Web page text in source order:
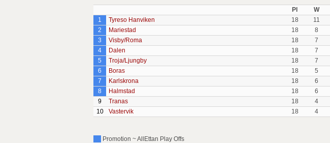
Pl W
1
Tyreso Hanviken 18 11
2
Mariestad 18 8
3
Visby/Roma 18 7
4
Dalen 18 7
5
Troja/Ljungby 18 7
6
Boras 18 5
7
Karlskrona 18 6
8
Halmstad 18 6
9
Tranas 18 4
10
Vastervik 18 4
Promotion ~ AllEttan Play Offs